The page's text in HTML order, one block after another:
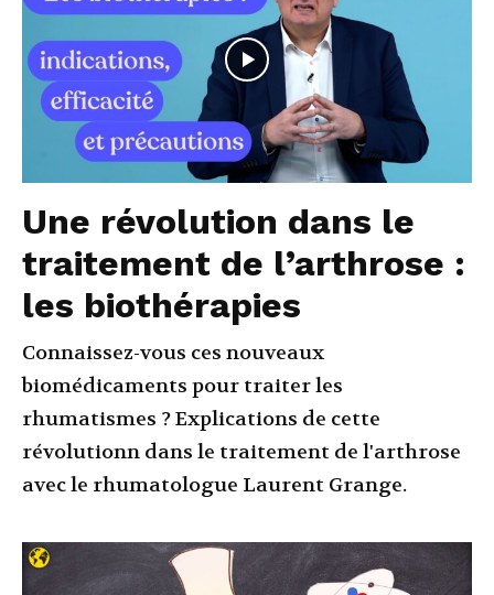
Une révolution dans le
traitement de l’arthrose :
les biothérapies
Connaissez-vous ces nouveaux
biomédicaments pour traiter les
rhumatismes ? Explications de cette
révolutionn dans le traitement de l'arthrose
avec le rhumatologue Laurent Grange.